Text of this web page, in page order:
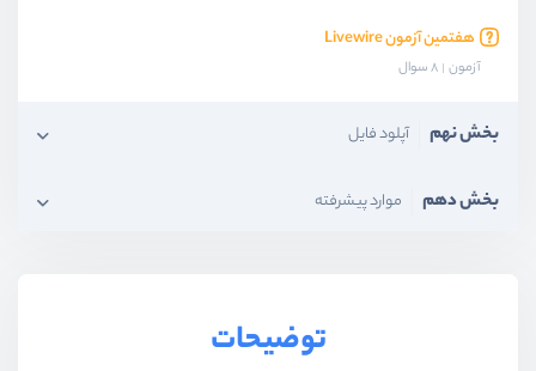
هفتمین آزمون Livewire
آزمون 8 سوال
بخش نهم آپلود فایل
بخش دهم موارد پیشرفته
پروژه : پیاده‌سازی چت روم
توضیحات